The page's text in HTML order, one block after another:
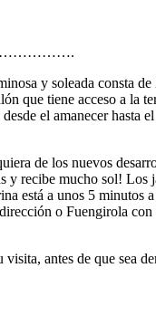
y soleada consta
que tiene acceso a la
el amanecer hasta
de los nuevos
y recibe mucho sol!
está a unos 5 minutos
o Fuengirola
antes de que sea